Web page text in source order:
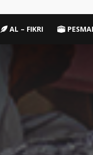
AL – FIKRI